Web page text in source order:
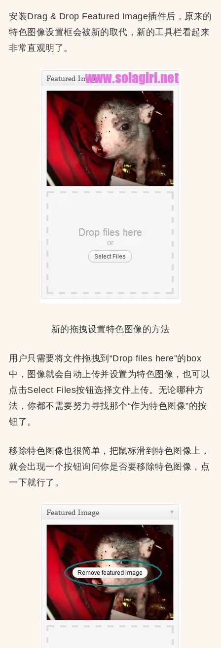
安装Drag & Drop Featured Image插件后，原来的
特色图像设置框会被新的取代，新的工具栏看起来
非常直观明了。
新的拖拽设置特色图像的方法
用户只需要将文件拖拽到“Drop files here”的box
中，图像就会自动上传并设置为特色图像，也可以
点击Select Files按钮选择文件上传。无论哪种方
法，你都不需要努力寻找那个“作为特色图像”的按
钮了。
移除特色图像也很简单，把鼠标滑到特色图像上，
就会出现一个按钮询问你是否要移除特色图像，点
一下就行了。